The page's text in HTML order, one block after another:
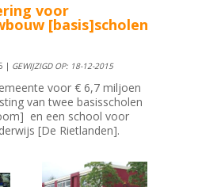
voor
[basis]scholen
| GEWIJZIGD OP: 18-12-2015
voor € 6,7 miljoen
van twee basisscholen
en een school voor
[De Rietlanden].